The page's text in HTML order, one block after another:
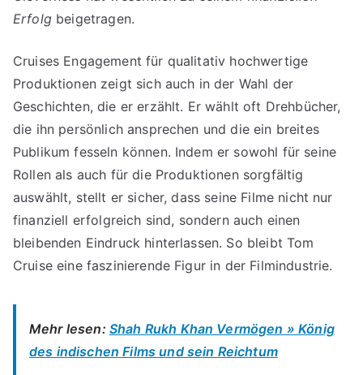
Erfolgbeigetragen.
Cruises Engagement für qualitativ hochwertige
Produktionen zeigt sich auch in der Wahl der
Geschichten, die er erzählt. Er wählt oft Drehbücher,
die ihn persönlich ansprechen und die ein breites
Publikum fesseln können. Indem er sowohl für seine
Rollen als auch für die Produktionen sorgfältig
auswählt, stellt er sicher, dass seine Filme nicht nur
finanziell erfolgreich sind, sondern auch einen
bleibenden Eindruck hinterlassen. So bleibt Tom
Cruise eine faszinierende Figur in der Filmindustrie.
Mehr lesen: Shah Rukh Khan Vermögen » König
des indischen Films und sein Reichtum